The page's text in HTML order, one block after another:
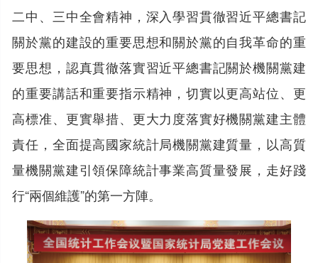
二中、三中全會精神，深入學習貫徹習近平總書記
關於黨的建設的重要思想和關於黨的自我革命的重
要思想，認真貫徹落實習近平總書記關於機關黨建
的重要講話和重要指示精神，切實以更高站位、更
高標准、更實舉措、更大力度落實好機關黨建主體
責任，全面提高國家統計局機關黨建質量，以高質
量機關黨建引領保障統計事業高質量發展，走好踐
行“兩個維護”的第一方陣。